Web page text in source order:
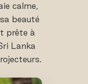
calme,
beauté
prête à
Lanka